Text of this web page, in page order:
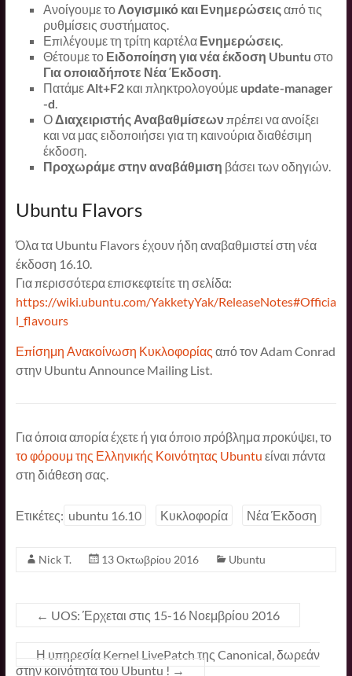
Ανοίγουμε τοΛογισμικό και Ενημερώσεις από τις
ρυθμίσεις συστήματος.
Επιλέγουμε τη τρίτη καρτέλα Ενημερώσεις.
Θέτουμε το Ειδοποίηση για νέα έκδοση Ubuntu στο
Για οποιαδήποτε Νέα Έκδοση.
ΠατάμεAlt+F2και πληκτρολογούμε update-manager
-d.
ΟΔιαχειριστής Αναβαθμίσεων πρέπει να ανοίξει
και να μας ειδοποιήσει για τη καινούρια διαθέσιμη
έκδοση.
Προχωράμε στην αναβάθμιση βάσει των οδηγιών.
Ubuntu Flavors
Όλα τα Ubuntu Flavors έχουν ήδη αναβαθμιστεί στη νέα
έκδοση 16.10.
Για περισσότερα επισκεφτείτε τη σελίδα:
https://wiki.ubuntu.com/YakketyYak/ReleaseNotes#Officia
l_flavours
Επίσημη Ανακοίνωση Κυκλοφορίας από τον Adam Conrad
στην Ubuntu Announce Mailing List.
Για όποια απορία έχετε ή για όποιο πρόβλημα προκύψει, το
το φόρουμ της Ελληνικής Κοινότητας Ubuntu είναι πάντα
στη διάθεση σας.
Ετικέτες: ubuntu 16.10 Κυκλοφορία Νέα Έκδοση
Nick T. 13 Οκτωβρίου 2016 Ubuntu
← UOS: Έρχεται στις 15-16 Νοεμβρίου 2016
Η υπηρεσία Kernel LivePatch της Canonical, δωρεάν
στην κοινότητα του Ubuntu ! →